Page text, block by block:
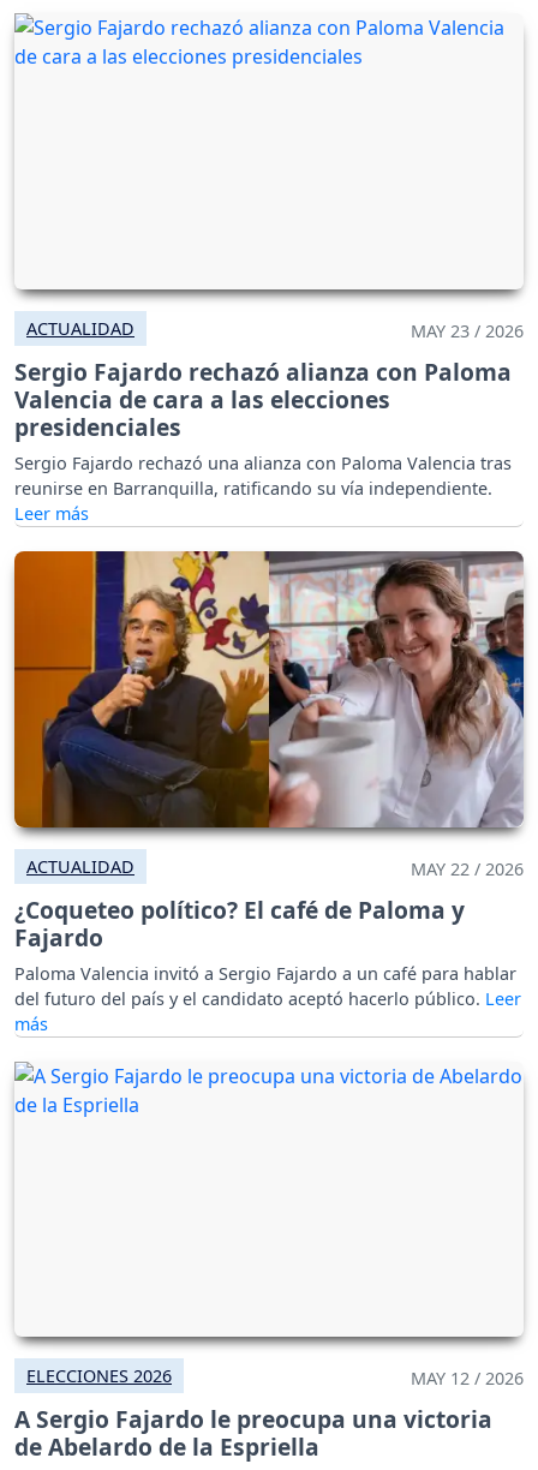
ACTUALIDAD MAY 23 / 2026
Sergio Fajardo rechazó alianza con Paloma
Valencia de cara a las elecciones
presidenciales
Sergio Fajardo rechazó una alianza con Paloma Valencia tras
reunirse en Barranquilla, ratificando su vía independiente.
ACTUALIDAD MAY 22 / 2026
¿Coqueteo político? El café de Paloma y
Fajardo
Paloma Valencia invitó a Sergio Fajardo a un café para hablar
del futuro del país y el candidato aceptó hacerlo público.
ELECCIONES 2026 MAY 12 / 2026
A Sergio Fajardo le preocupa una victoria
de Abelardo de la Espriella